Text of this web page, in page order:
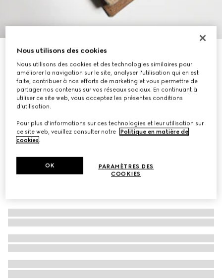
À personnaliser avec vos initiales
CHF 500
Déclinaisonstoile GG sable et marron
Nous utilisons des cookies
Nous utilisons des cookies et des technologies similaires pour
améliorer la navigation sur le site, analyser l'utilisation qui en est
faite, contribuer à nos efforts de marketing et vous permettre de
partager nos contenus sur vos réseaux sociaux. En continuant à
utiliser ce site web, vous acceptez les présentes conditions
d'utilisation.
Pour plus d'informations sur ces technologies et leur utilisation sur
ce site web, veuillez consulter notre
Politique en matière de
cookies.
PARAMÈTRES DES
COOKIES
OK